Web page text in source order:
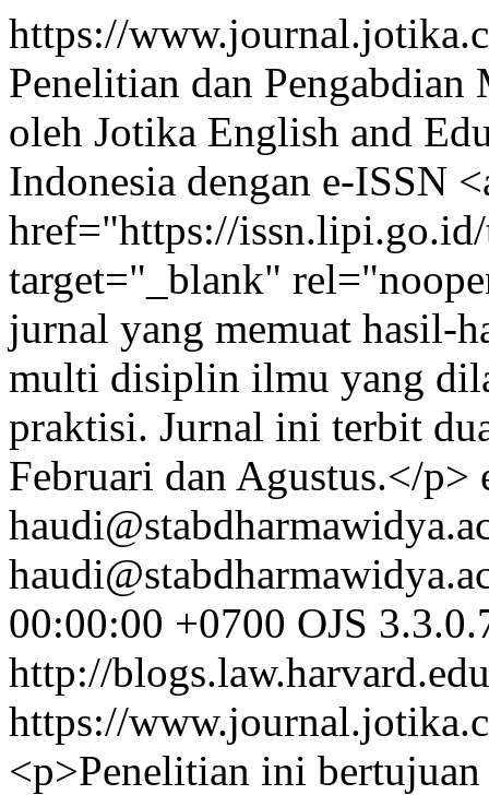
https://
Penelitian dan
oleh Jotika English and
Indonesia dengan e-ISSN
href="https://
target="_blank"
jurnal yang memuat hasil-
multi disiplin ilmu yang
praktisi. Jurnal ini terbit
Februari dan Agustus.</p>
00:00:00 +0700 OJS
http://
https://
<p>Penelitian ini bertujuan